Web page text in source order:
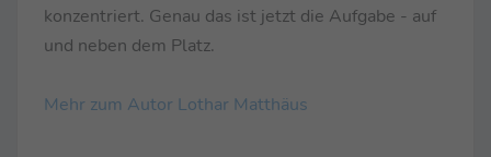
konzentriert. Genau das ist jetzt die Aufgabe - auf
und neben dem Platz.
Mehr zum Autor Lothar Matthäus